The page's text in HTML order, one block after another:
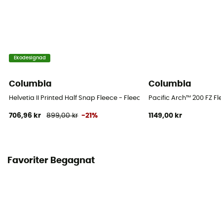
Ekodesignad
Columbia
Helvetia II Printed Half Snap Fleece - Fleecetröjor - Herr
706,96 kr 899,00 kr -21%
Columbia
Pacific Arch™ 200 FZ
1149,00 kr
Favoriter Begagnat